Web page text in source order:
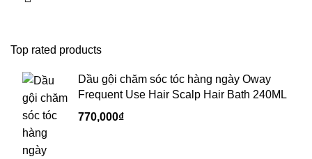
Top rated products
Dầu gội chăm sóc tóc hàng ngày Oway
Frequent Use Hair Scalp Hair Bath 240ML
770,000₫